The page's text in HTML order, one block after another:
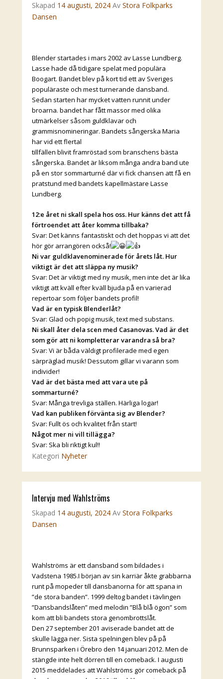
Skapad 14 augusti, 2024 Av Stora Folkparks
Dansen
Blender startades i mars 2002 av Lasse Lundberg.
Lasse hade då tidigare spelat med populära
Boogart. Bandet blev på kort tid ett av Sveriges
populäraste och mest turnerande dansband.
Sedan starten har mycket vatten runnit under
broarna. bandet har fått massor med olika
utmärkelser såsom guldklavar och
grammisnomineringar. Bandets sångerska Maria
har vid ett flertal
tillfällen blivit framröstad som branschens bästa
sångerska. Bandet är liksom många andra band ute
på en stor sommarturné där vi fick chansen att få en
pratstund med bandets kapellmästare Lasse
Lundberg.
12:e året ni skall spela hos oss. Hur känns det att få
förtroendet att åter komma tillbaka?
Svar: Det känns fantastiskt och det hoppas vi att det
hör gör arrangören också!
Ni var guldklavenominerade för årets låt. Hur
viktigt är det att släppa ny musik?
Svar: Det är viktigt med ny musik, men inte det är lika
viktigt att kväll efter kväll bjuda på en varierad
repertoar som följer bandets profil!
Vad är en typisk Blenderlåt?
Svar: Glad och popig musik, text med substans.
Ni skall åter dela scen med Casanovas. Vad är det
som gör att ni kompletterar varandra så bra?
Svar: Vi är båda väldigt profilerade med egen
särpräglad musik! Dessutom gillar vi varann som
individer!
Vad är det bästa med att vara ute på
sommarturné?
Svar: Många trevliga ställen. Härliga logar!
Vad kan publiken förvänta sig av Blender?
Svar: Fullt ös och kvalitet från start!
Något mer ni vill tillägga?
Svar: Ska bli riktigt kul!!
Kategori Nyheter
Intervju med Wahlströms
Skapad 14 augusti, 2024 Av Stora Folkparks
Dansen
Wahlströms är ett dansband som bildades i
Vadstena 1985.I början av sin karriär åkte grabbarna
runt på mopeder till dansbanorna för att spana in
”de stora banden”. 1999 deltog bandet i tävlingen
”Dansbandslåten” med melodin ”Blå blå ögon” som
kom att bli bandets stora genombrottslåt.
Den 27 september 201 aviserade bandet att de
skulle lägga ner. Sista spelningen blev på på
Brunnsparken i Örebro den 14 januari 2012. Men de
stängde inte helt dörren till en comeback. I augusti
2015 meddelades att Wahlströms gör comeback på